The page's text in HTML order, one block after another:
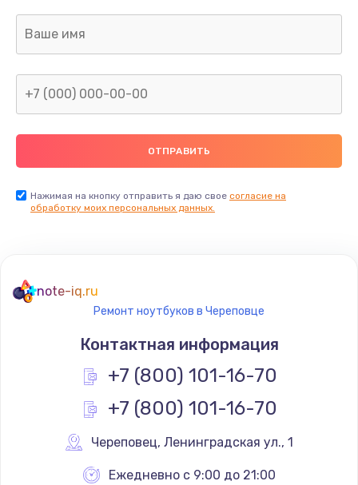
Нажимая на кнопку отправить я даю свое согласие на
обработку моих персональных данных.
note-iq.ru
Ремонт ноутбуков в Череповце
Контактная информация
+7 (800) 101-16-70
+7 (800) 101-16-70
Череповец, Ленинградская ул., 1
Ежедневно с 9:00 до 21:00